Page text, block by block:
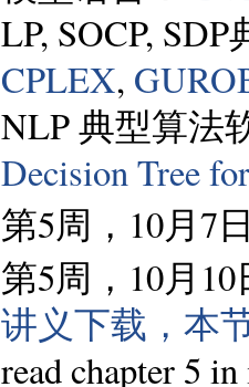
LP, SOCP,
CPLEX,
NLP 典型算法
Decision Tree
第5周，10月7
第5周，10月
讲义下载，本
read chapter 5